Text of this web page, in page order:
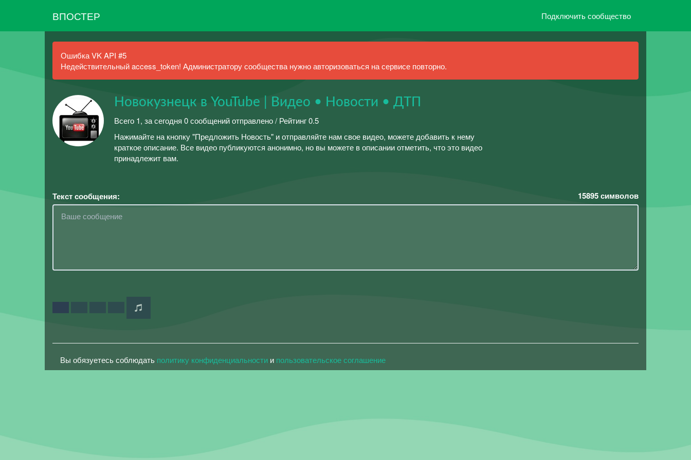
ВПОСТЕР Подключить сообщество
Ошибка VK API #5
Недействительный access_token! Администратору сообщества нужно авторизоваться на сервисе повторно.
Новокузнецк в YouTube | Видео • Новости • ДТП
Всего 1, за сегодня 0 сообщений отправлено / Рейтинг 0.5
Нажимайте на кнопку "Предложить Новость" и отправляйте нам свое видео, можете добавить к нему
краткое описание. Все видео публикуются анонимно, но вы можете в описании отметить, что это видео
принадлежит вам.
Текст сообщения: 15895символов
Вы обязуетесь соблюдать политику конфиденциальности и пользовательское соглашение